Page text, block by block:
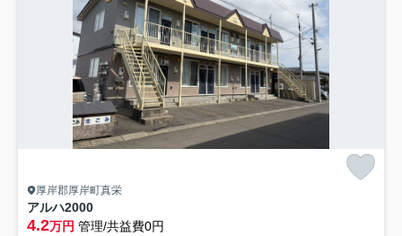
厚岸郡厚岸町真栄
アルハ2000
4.2万円 管理/共益費0円